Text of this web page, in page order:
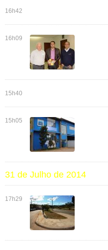
16h42
16h09
15h40
15h05
31 de Julho de 2014
17h29